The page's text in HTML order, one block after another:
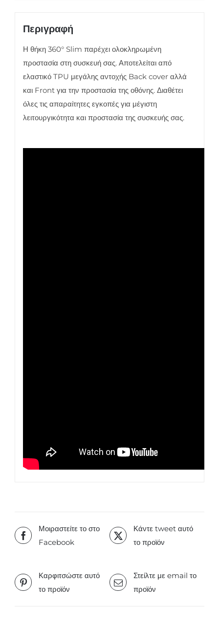
Περιγραφή
Η θήκη 360° Slim παρέχει ολοκληρωμένη
προστασία στη συσκευή σας. Αποτελείται από
ελαστικό TPU μεγάλης αντοχής Back cover αλλά
και Front για την προστασία της οθόνης. Διαθέτει
όλες τις απαραίτητες εγκοπές για μέγιστη
λειτουργικότητα και προστασία της συσκευής σας.
Μοιραστείτε το στο
Facebook
Κάντε tweet αυτό
το προϊόν
Καρφιτσώστε αυτό
το προϊόν
Στείλτε με email το
προϊόν